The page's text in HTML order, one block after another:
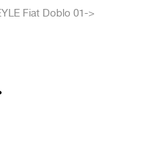
Fiat Doblo 01->